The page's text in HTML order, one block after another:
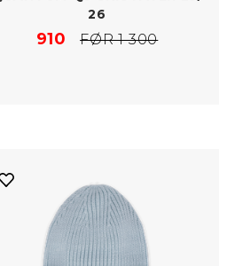
26
910 FØR 1 300